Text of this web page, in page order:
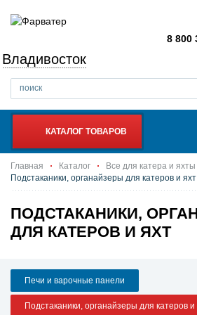
Владивосток
8 800
КАТАЛОГ ТОВАРОВ
Главная Каталог Все для катера и яхты
Подстаканики, органайзеры для катеров и яхт
ПОДСТАКАНИКИ,
ДЛЯ КАТЕРОВ И ЯХТ
Печи и варочные панели
Подстаканики, органайзеры для катеров и